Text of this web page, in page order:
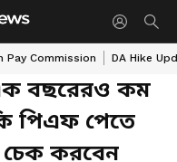
Pay Commission DA Hike
বছরেরও কম
পিএফ পেতে
চেক করবেন